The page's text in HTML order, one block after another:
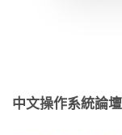
中文操作系統論壇